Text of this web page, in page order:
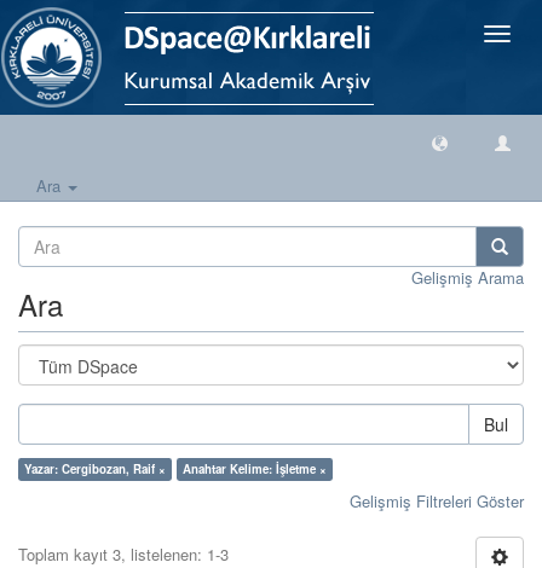
Geçiş
Ara
Gelişmiş Arama
Ara
Bul
Yazar: Cergibozan, Raif × Anahtar Kelime: İşletme ×
Gelişmiş Filtreleri Göster
Toplam kayıt 3, listelenen: 1-3